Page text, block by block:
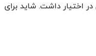
اختیار داشت. شاید برای